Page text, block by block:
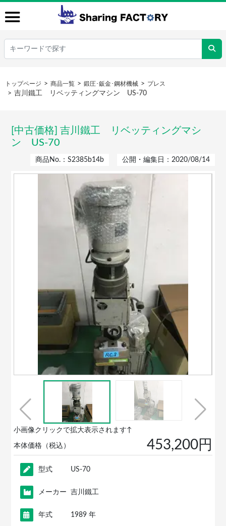
トップページ 商品一覧 鍛圧･鈑金･鋼材機械 プレス
吉川鐵工 リベッティングマシン US-70
[中古価格] 吉川鐵工 リベッティングマシ
ン US-70
商品No.：S2385b14b 公開・編集日：2020/08/14
小画像クリックで拡大表示されます↑
本体価格（税込） 453,200円
型式 US-70
メーカー 吉川鐵工
年式 1989 年